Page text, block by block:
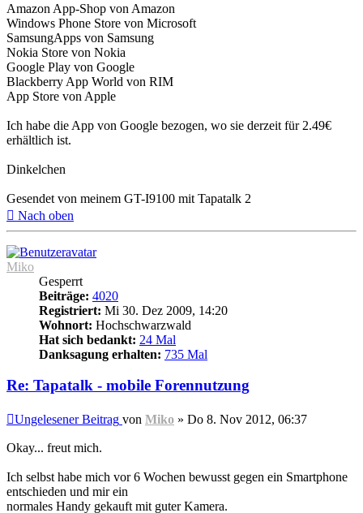
Amazon App-Shop von Amazon
Windows Phone Store von Microsoft
SamsungApps von Samsung
Nokia Store von Nokia
Google Play von Google
Blackberry App World von RIM
App Store von Apple
Ich habe die App von Google bezogen, wo sie derzeit für 2.49€
erhältlich ist.
Dinkelchen
Gesendet von meinem GT-I9100 mit Tapatalk 2
Nach oben
Miko
Gesperrt
Beiträge: 4020
Registriert: Mi 30. Dez 2009, 14:20
Wohnort: Hochschwarzwald
Hat sich bedankt: 24 Mal
Danksagung erhalten: 735 Mal
Re: Tapatalk - mobile Forennutzung
Ungelesener Beitrag von Miko » Do 8. Nov 2012, 06:37
Okay... freut mich.
Ich selbst habe mich vor 6 Wochen bewusst gegen ein Smartphone
entschieden und mir ein
normales Handy gekauft mit guter Kamera.